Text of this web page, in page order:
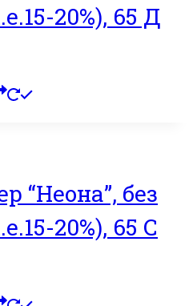
20%), 65 Д
“Неона”, без
20%), 65 С